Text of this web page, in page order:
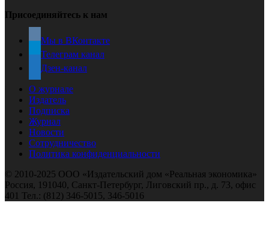
Присоединяйтесь к нам
Мы в ВКонтакте
Телеграм канал
Дзен-канал
О журнале
Издатель
Подписка
Журнал
Новости
Сотрудничество
Политика конфиденциальности
© 2010-2025 ООО «Издательский дом «Реальная экономика»
Россия, 191040, Санкт-Петербург, Лиговский пр., д. 73, офис
401 Тел.: (812) 346-5015, 346-5016